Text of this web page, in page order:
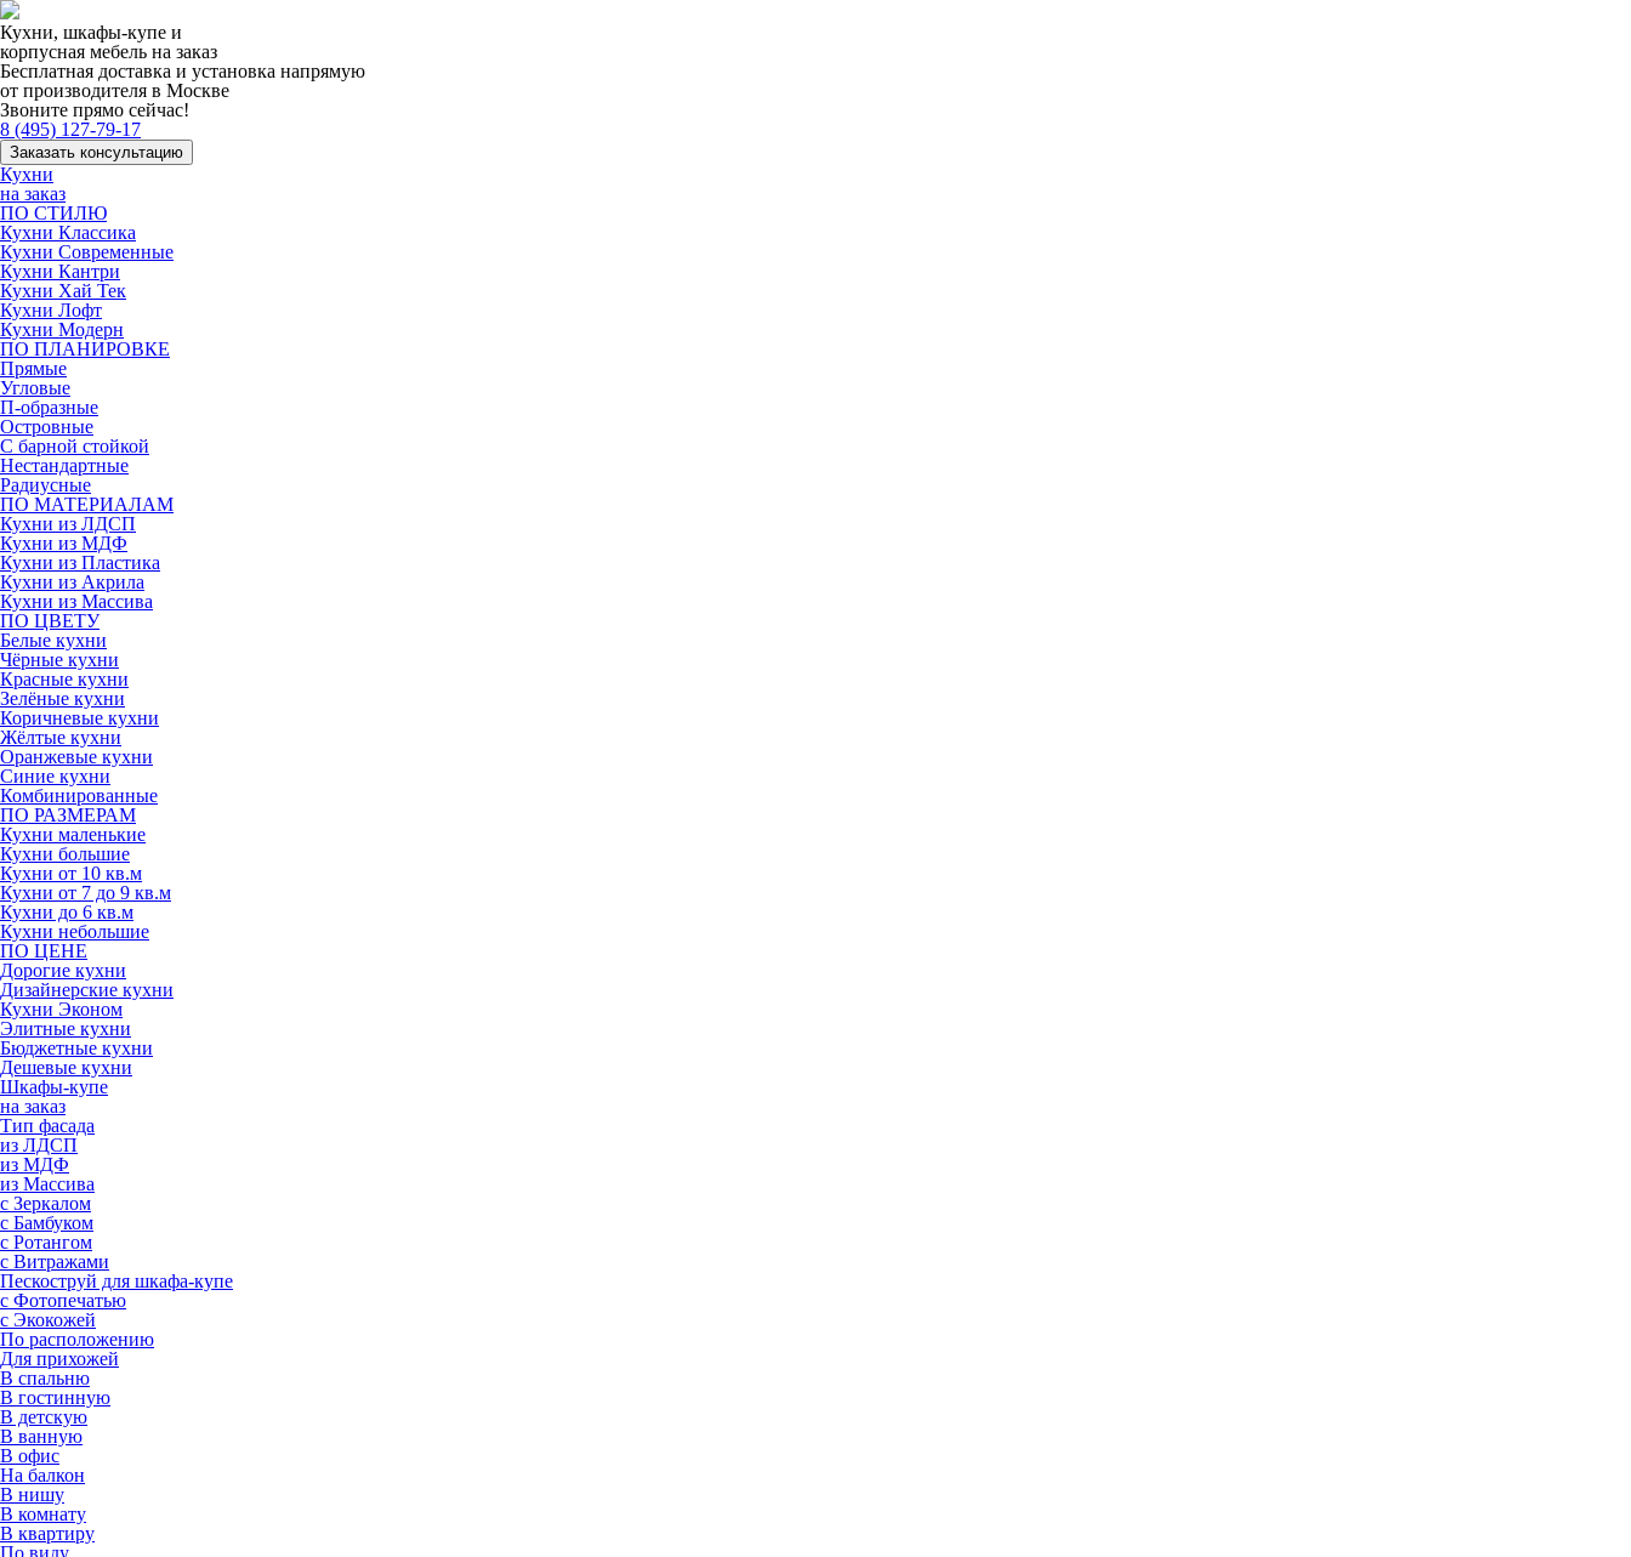
Кухни, шкафы-купе и
корпусная мебель на заказ
Бесплатная доставка и установка напрямую
от производителя в Москве
Звоните прямо сейчас!
8 (495) 127-79-17
Заказать консультацию
Кухни
на заказ
ПО СТИЛЮ
Кухни Классика
Кухни Современные
Кухни Кантри
Кухни Хай Тек
Кухни Лофт
Кухни Модерн
ПО ПЛАНИРОВКЕ
Прямые
Угловые
П-образные
Островные
С барной стойкой
Нестандартные
Радиусные
ПО МАТЕРИАЛАМ
Кухни из ЛДСП
Кухни из МДФ
Кухни из Пластика
Кухни из Акрила
Кухни из Массива
ПО ЦВЕТУ
Белые кухни
Чёрные кухни
Красные кухни
Зелёные кухни
Коричневые кухни
Жёлтые кухни
Оранжевые кухни
Синие кухни
Комбинированные
ПО РАЗМЕРАМ
Кухни маленькие
Кухни большие
Кухни от 10 кв.м
Кухни от 7 до 9 кв.м
Кухни до 6 кв.м
Кухни небольшие
ПО ЦЕНЕ
Дорогие кухни
Дизайнерские кухни
Кухни Эконом
Элитные кухни
Бюджетные кухни
Дешевые кухни
Шкафы-купе
на заказ
Тип фасада
из ЛДСП
из МДФ
из Массива
с Зеркалом
с Бамбуком
с Ротангом
с Витражами
Пескоструй для шкафа-купе
с Фотопечатью
с Экокожей
По расположению
Для прихожей
В спальню
В гостинную
В детскую
В ванную
В офис
На балкон
В нишу
В комнату
В квартиру
По виду